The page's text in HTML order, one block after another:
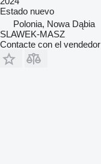
Estado nuevo
Polonia, Nowa Dąbia
SLAWEK-MASZ
Contacte con el vendedor